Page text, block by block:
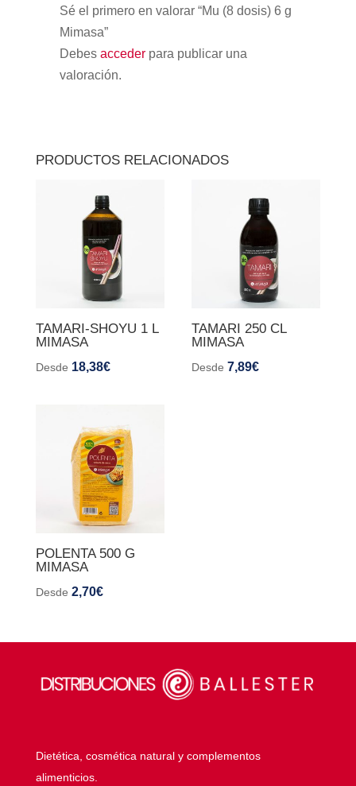
Sé el primero en valorar “Mu (8 dosis) 6 g
Mimasa”
Debes accederpara publicar una
valoración.
PRODUCTOS RELACIONADOS
TAMARI-SHOYU 1 L
MIMASA
Desde 18,38€
TAMARI 250 CL
MIMASA
Desde7,89€
POLENTA 500 G
MIMASA
Desde 2,70€
Dietética, cosmética natural y complementos
alimenticios.